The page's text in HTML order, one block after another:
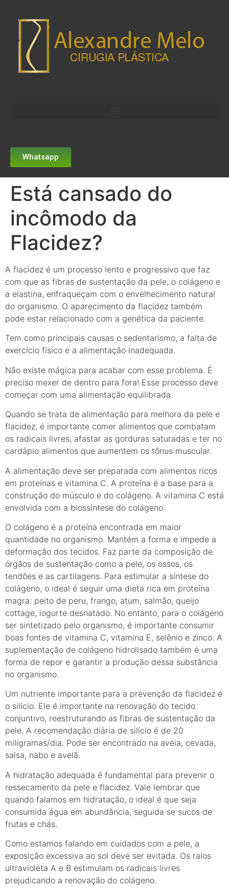
Whatsapp
Está cansado do
incômodo da
Flacidez?
A flacidez é um processo lento e progressivo que faz
com que as fibras de sustentação da pele, o colágeno e
a elastina, enfraqueçam com o envelhecimento natural
do organismo. O aparecimento da flacidez também
pode estar relacionado com a genética da paciente.
Tem como principais causas o sedentarismo, a falta de
exercício físico e a alimentação inadequada.
Não existe mágica para acabar com esse problema. É
preciso mexer de dentro para fora! Esse processo deve
começar com uma alimentação equilibrada.
Quando se trata de alimentação para melhora da pele e
flacidez, é importante comer alimentos que combatam
os radicais livres, afastar as gorduras saturadas e ter no
cardápio alimentos que aumentem os tônus muscular.
A alimentação deve ser preparada com alimentos ricos
em proteínas e vitamina C. A proteína é a base para a
construção do músculo e do colágeno. A vitamina C está
envolvida com a biossíntese do colágeno.
O colágeno é a proteína encontrada em maior
quantidade no organismo. Mantém a forma e impede a
deformação dos tecidos. Faz parte da composição de
órgãos de sustentação como a pele, os ossos, os
tendões e as cartilagens. Para estimular a síntese do
colágeno, o ideal é seguir uma dieta rica em proteína
magra: peito de peru, frango, atum, salmão, queijo
cottage, iogurte desnatado. No entanto, para o colágeno
ser sintetizado pelo organismo, é importante consumir
boas fontes de vitamina C, vitamina E, selênio e zinco. A
suplementação de colágeno hidrolisado também é uma
forma de repor e garantir a produção dessa substância
no organismo.
Um nutriente importante para a prevenção da flacidez é
o silício. Ele é importante na renovação do tecido
conjuntivo, reestruturando as fibras de sustentação da
pele. A recomendação diária de silício é de 20
miligramas/dia. Pode ser encontrado na aveia, cevada,
salsa, nabo e avelã.
A hidratação adequada é fundamental para prevenir o
ressecamento da pele e flacidez. Vale lembrar que
quando falamos em hidratação, o ideal é que seja
consumida água em abundância, seguida se sucos de
frutas e chás.
Como estamos falando em cuidados com a pele, a
exposição excessiva ao sol deve ser evitada. Os raios
ultravioleta A e B estimulam os radicais livres
prejudicando a renovação do colágeno.